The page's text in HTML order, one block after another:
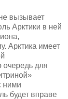
вызывает
Арктики в ней
Арктика имеет
очередь для
ними
будет вправе